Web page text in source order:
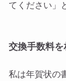
てください」
交換手数料を
私は年賀状の